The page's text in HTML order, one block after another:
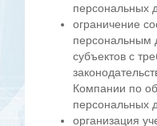
персональных
ограничение
персональным
субъектов с
Компании по
персональных
организация